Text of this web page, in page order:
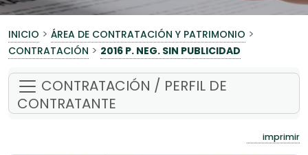
INICIO > ÁREA DE CONTRATACIÓN Y PATRIMONIO >
CONTRATACIÓN > 2016 P. NEG. SIN PUBLICIDAD
CONTRATACIÓN / PERFIL DE
CONTRATANTE
imprimir